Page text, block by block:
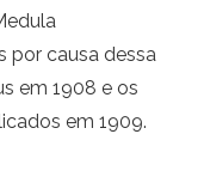
por causa dessa
em 1908 e os
em 1909.